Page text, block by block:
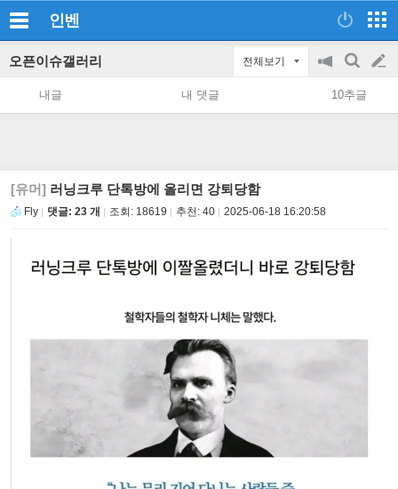
인벤
오픈이슈갤러리 전체보기
공
지
on/off
검
색
글
쓰
내글 내 댓글 10추글
[유머] 러닝크루 단톡방에 올리면 강퇴당함
Fly 댓글: 23 개 조회: 18619 추천: 40 2025-06-18 16:20:58